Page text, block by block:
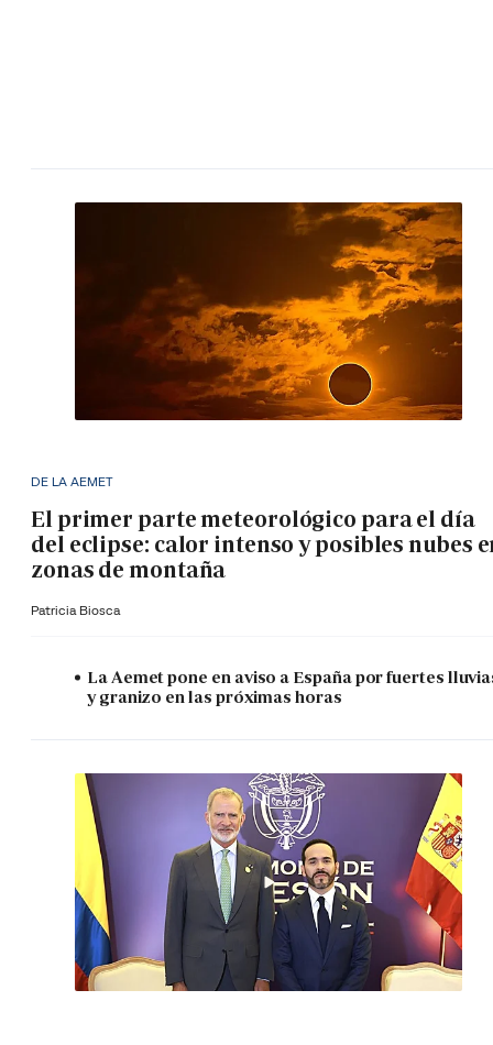
DE LA AEMET
El primer parte meteorológico para el día
del eclipse: calor intenso y posibles nubes
zonas de montaña
Patricia Biosca
La Aemet pone en aviso a España por fuertes
y granizo en las próximas horas